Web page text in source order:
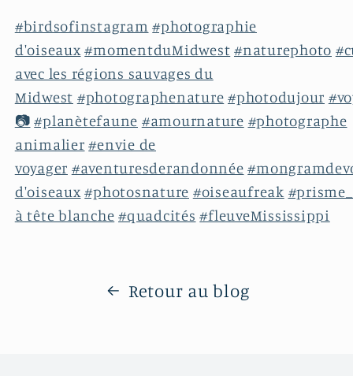
#birdsofinstagram #photographie
d'oiseaux #momentduMidwest #naturephoto
avec les régions sauvages du
Midwest #photographenature #photodujour
📷 #planètefaune #amournature #photographe
animalier #envie de
voyager #aventuresderandonnée
d'oiseaux #photosnature #oiseaufreak
à tête blanche #quadcités #fleuveMississippi
Retour au blog